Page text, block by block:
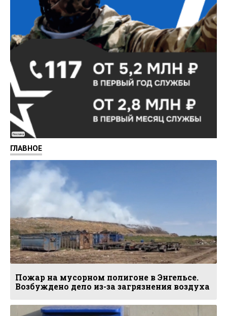
Реклама
ГЛАВНОЕ
Пожар на мусорном полигоне в Энгельсе.
Возбуждено дело из-за загрязнения воздуха